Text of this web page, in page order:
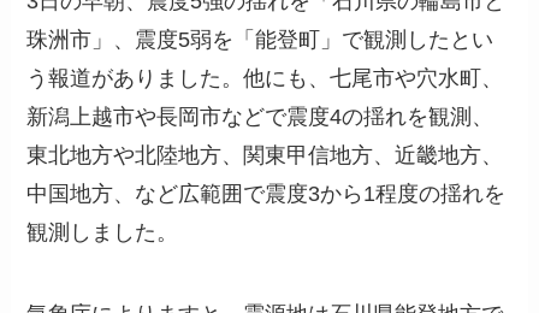
珠洲市」、震度5弱を「能登町」で観測したとい
う報道がありました。他にも、七尾市や穴水町、
新潟上越市や長岡市などで震度4の揺れを観測、
東北地方や北陸地方、関東甲信地方、近畿地方、
中国地方、など広範囲で震度3から1程度の揺れを
観測しました。